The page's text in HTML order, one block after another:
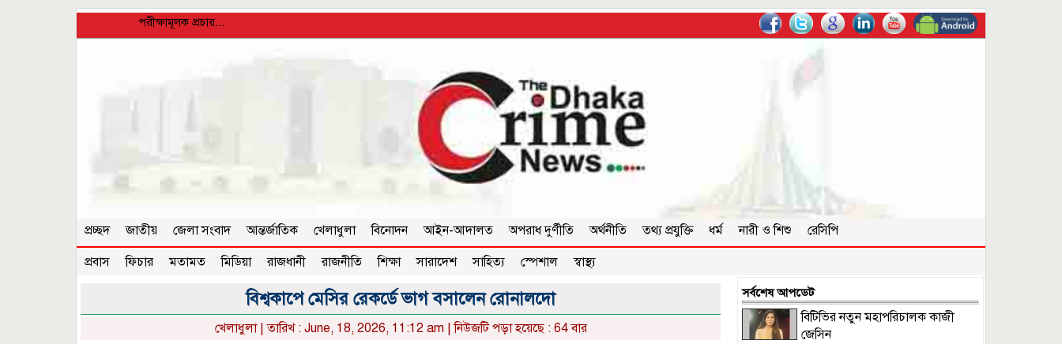
পরীক্ষামূলক প্রচার...
প্রচ্ছদ জাতীয় জেলা সংবাদ আন্তর্জাতিক খেলাধুলা বিনোদন আইন-আদালত অপরাধ দুর্ণীতি অর্থনীতি তথ্য প্রযুক্তি ধর্ম নারী ও শিশু
রেসিপি
প্রবাস
ফিচার মতামত মিডিয়া রাজধানী রাজনীতি শিক্ষা সারাদেশ সাহিত্য স্পেশাল স্বাস্থ্য
বিশ্বকাপে মেসির রেকর্ডে ভাগ বসালেন রোনালদো
খেলাধুলা| তারিখ : June, 18, 2026, 11:12 am | নিউজটি পড়া হয়েছে : 64 বার
সর্বশেষ আপডেট
বিটিভির নতুন মহাপরিচালক কাজী
জেসিন